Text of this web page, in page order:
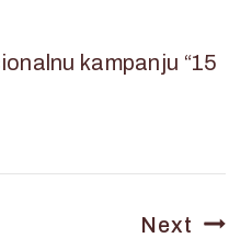
kampanju “15
Next